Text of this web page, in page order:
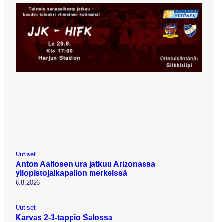
Uutiset
Anton Aaltosen ura jatkuu Arizonassa
yliopistojalkapallon merkeissä
6.8.2026
Uutiset
Karvas 2-1-tappio Salossa